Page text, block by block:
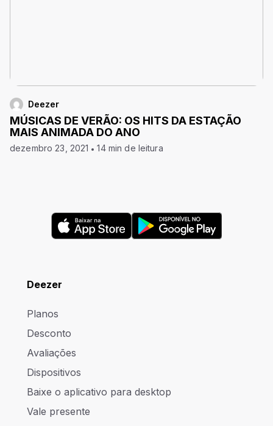
Deezer
MÚSICAS DE VERÃO: OS HITS DA ESTAÇÃO
MAIS ANIMADA DO ANO
dezembro 23, 2021 14 min de leitura
Deezer
Planos
Desconto
Avaliações
Dispositivos
Baixe o aplicativo para desktop
Vale presente